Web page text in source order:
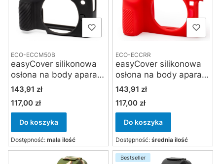
ECO-ECCM50B
easyCover silikonowa
osłona na body aparatu
Canon EOS M50/M50 II
- czarna
Cena
143,91 zł
Cena
117,00 zł
Do koszyka
Dostępność: mała ilość
ECO-ECCRR
easyCover silikonowa
osłona na body aparatu
Canon EOS R / Ra -
czerwona
Cena
143,91 zł
Cena
117,00 zł
Do koszyka
Dostępność: średnia ilość
Bestseller